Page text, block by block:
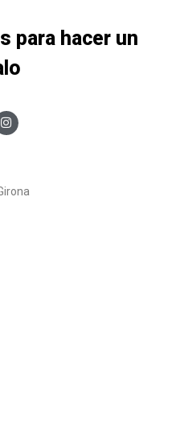
para hacer un